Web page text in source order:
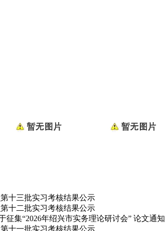
十三批实习考核结果公示
十二批实习考核结果公示
征集“2026年绍兴市实务理论研讨会” 论文通知
十一批实习考核结果公示